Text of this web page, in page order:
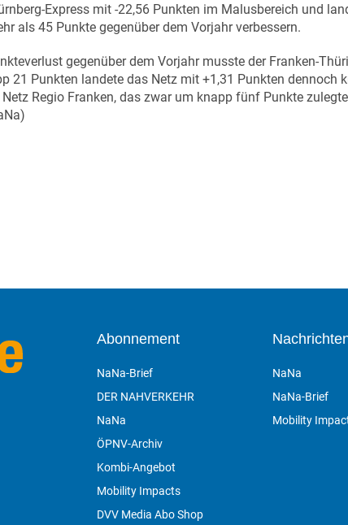
Express mit -22,56 Punkten im Malusbereich und
als 45 Punkte gegenüber dem Vorjahr verbessern.
gegenüber dem Vorjahr musste der Franken-
21 Punkten landete das Netz mit +1,31 Punkten dennoch
Regio Franken, das zwar um knapp fünf Punkte
Abonnement
NaNa-Brief
DER NAHVERKEHR
NaNa
ÖPNV-Archiv
Kombi-Angebot
Mobility Impacts
DVV Media Abo Shop
NaNa
NaNa-Brief
Mobility